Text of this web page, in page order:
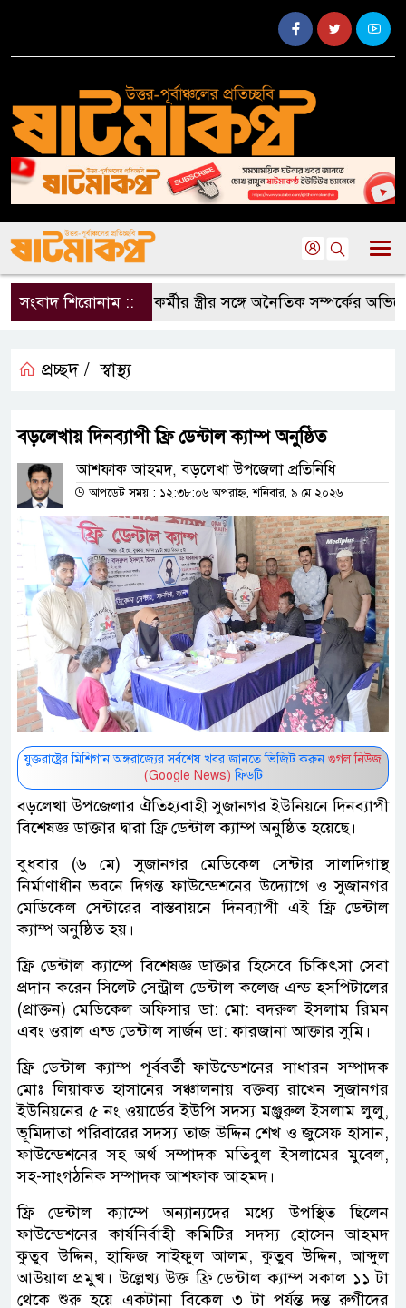
সংবাদ শিরোনাম ::দলীয় কর্মীর স্ত্রীর সঙ্গে অনৈতিক সম্পর্কের
প্রচ্ছদ / স্বাস্থ্য
বড়লেখায় দিনব্যাপী ফ্রি ডেন্টাল ক্যাম্প অনুষ্ঠিত
আশফাক আহমদ, বড়লেখা উপজেলা প্রতিনিধি
আপডেট সময় : ১২:৩৮:০৬ অপরাহ্ন, শনিবার, ৯ মে ২০২৬
যুক্তরাষ্ট্রের মিশিগান অঙ্গরাজ্যের সর্বশেষ খবর জানতে ভিজিট করুন গুগল নিউজ
(Google News) ফিডটি
বড়লেখা উপজেলার ঐতিহ্যবাহী সুজানগর ইউনিয়নে দিনব্যাপী
বিশেষজ্ঞ ডাক্তার দ্বারা ফ্রি ডেন্টাল ক্যাম্প অনুষ্ঠিত হয়েছে।
বুধবার (৬ মে) সুজানগর মেডিকেল সেন্টার সালদিগাস্থ
নির্মাণাধীন ভবনে দিগন্ত ফাউন্ডেশনের উদ্যোগে ও সুজানগর
মেডিকেল সেন্টারের বাস্তবায়নে দিনব্যাপী এই ফ্রি ডেন্টাল
ক্যাম্প অনুষ্ঠিত হয়।
ফ্রি ডেন্টাল ক্যাম্পে বিশেষজ্ঞ ডাক্তার হিসেবে চিকিৎসা সেবা
প্রদান করেন সিলেট সেন্ট্রাল ডেন্টাল কলেজ এন্ড হসপিটালের
(প্রাক্তন) মেডিকেল অফিসার ডা: মো: বদরুল ইসলাম রিমন
এবং ওরাল এন্ড ডেন্টাল সার্জন ডা: ফারজানা আক্তার সুমি।
ফ্রি ডেন্টাল ক্যাম্প পূর্ববর্তী ফাউন্ডেশনের সাধারন সম্পাদক
মোঃ লিয়াকত হাসানের সঞ্চালনায় বক্তব্য রাখেন সুজানগর
ইউনিয়নের ৫ নং ওয়ার্ডের ইউপি সদস্য মঞ্জুরুল ইসলাম লুলু,
ভূমিদাতা পরিবারের সদস্য তাজ উদ্দিন শেখ ও জুসেফ হাসান,
ফাউন্ডেশনের সহ অর্থ সম্পাদক মতিবুল ইসলামের মুবেল,
সহ-সাংগঠনিক সম্পাদক আশফাক আহমদ।
ফ্রি ডেন্টাল ক্যাম্পে অন্যান্যদের মধ্যে উপস্থিত ছিলেন
ফাউন্ডেশনের কার্যনির্বাহী কমিটির সদস্য হোসেন আহমদ
কুতুব উদ্দিন, হাফিজ সাইফুল আলম, কুতুব উদ্দিন, আব্দুল
আউয়াল প্রমুখ। উল্লেখ্য উক্ত ফ্রি ডেন্টাল ক্যাম্প সকাল ১১ টা
থেকে শুরু হয়ে একটানা বিকেল ৩ টা পর্যন্ত দন্ত রুগীদের